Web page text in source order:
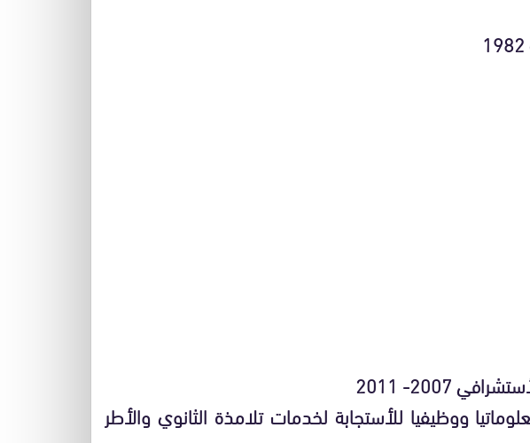
2007- 2011
ووظيفيا للأستجابة لخدمات تلامذة الثانوي والأطر